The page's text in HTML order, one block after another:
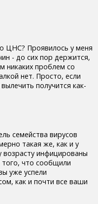
ЦНС? Проявилось у меня
- до сих пор держится,
никаких проблем со
нет. Просто, если
получится как-
семейства вирусов
такая же, как и у
возрасту инфицированы
того, что сообщили
уже успели
как и почти все ваши